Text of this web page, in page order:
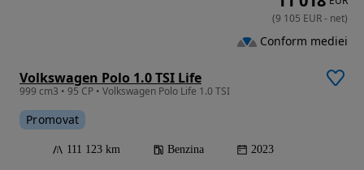
Volkswagen Polo 1.0 TSI Life
999 cm3 • 95 CP • Volkswagen Polo Life 1.0 TSI
Promovat
111 123 km Benzina 2023
(9 105 EUR- net)
Conform mediei